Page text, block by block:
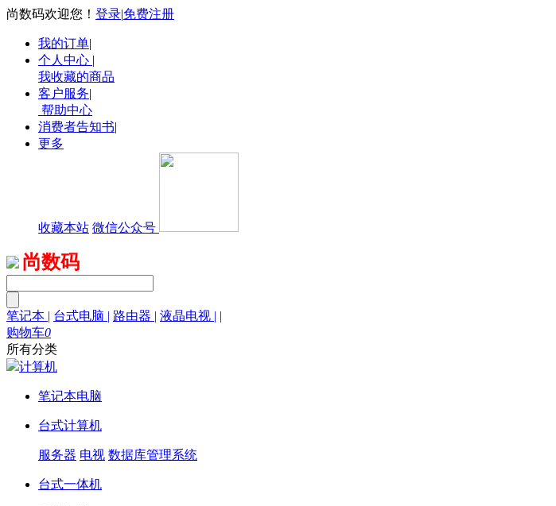
尚数码欢迎您！ 登录|免费注册
我的订单|
个人中心 |
我收藏的商品
客户服务|
帮助中心
消费者告知书|
更多
收藏本站 微信公众号
尚数码
笔记本 | 台式电脑 | 路由器 | 液晶电视 | |
购物车0
所有分类
计算机
笔记本电脑
台式计算机
服务器 电视 数据库管理系统
台式一体机